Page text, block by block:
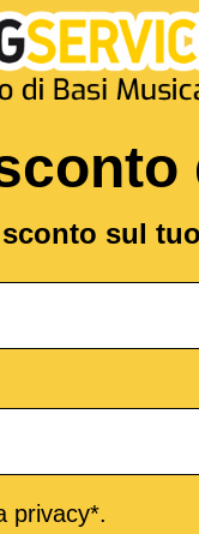
sconto sul
privacy*.